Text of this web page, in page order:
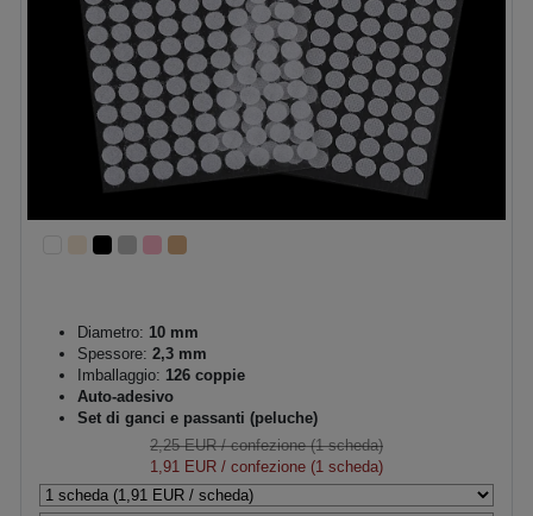
Diametro: 10 mm
Spessore: 2,3 mm
Imballaggio: 126 coppie
Auto-adesivo
Set di ganci e passanti (peluche)
2,25 EUR/ confezione (1 scheda)
1,91 EUR / confezione (1 scheda)